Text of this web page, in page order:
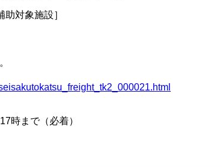
対象施設］
時まで（必着）